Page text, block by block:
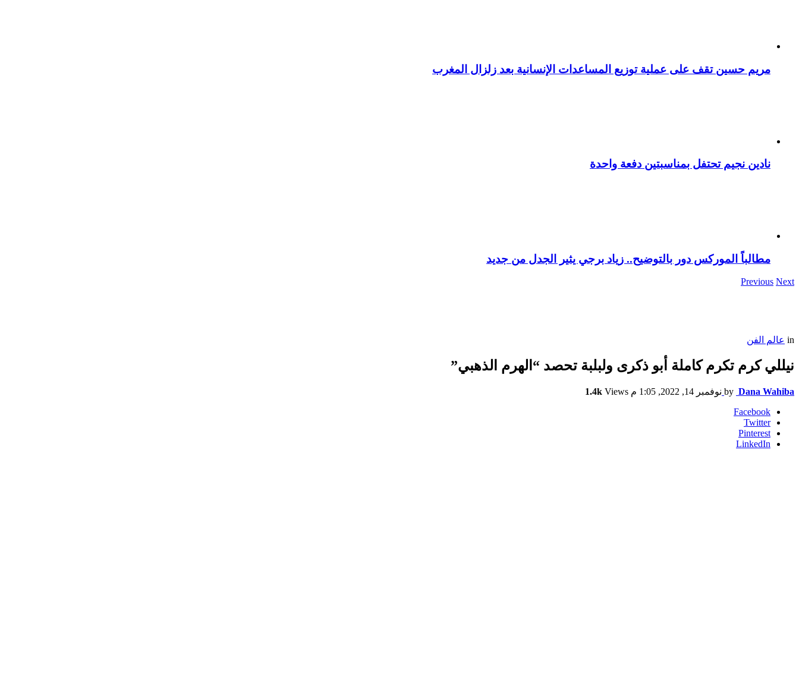
مريم حسين تقف على عملية توزيع المساعدات الإنسانية بعد زلزال المغرب
نادين نجيم تحتفل بمناسبتين دفعة واحدة
مطالباً الموركس دور بالتوضيح.. زياد برجي يثير الجدل من جديد
Previous Next
in عالم الفن
نيللي كرم تكرم كاملة أبو ذكرى ولبلبة تحصد “الهرم الذهبي”
by Dana Wahiba نوفمبر 14, 2022, 1:05 م 1.4k Views
Facebook
Twitter
Pinterest
LinkedIn